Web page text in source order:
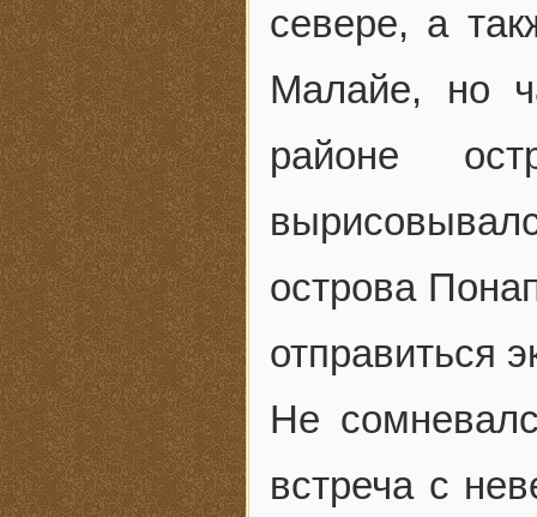
севере, а
Малайе, но
районе
острова
отправиться
Не
встреча с